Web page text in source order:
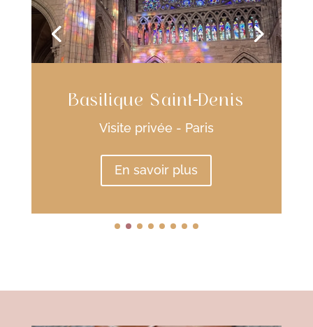
Versailles
Visite privée - Paris
En savoir plus